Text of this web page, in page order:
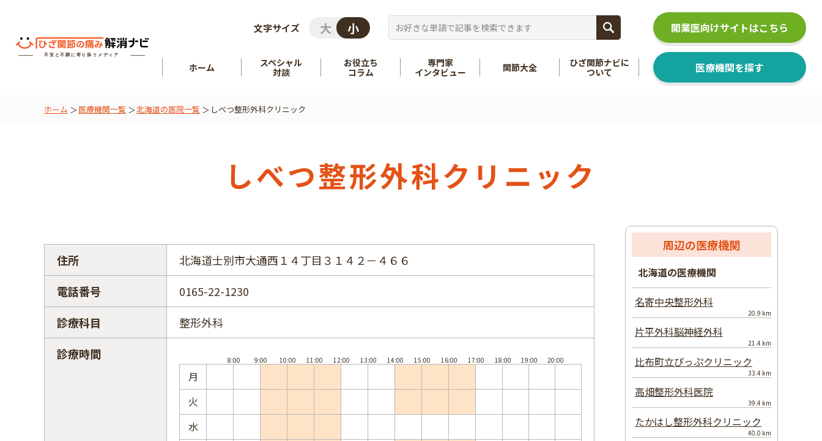
文字サイズ
ホーム
スペシャル
対談
お役立ち
コラム
専門家
インタビュー
関節大全
ひざ関節ナビに
ついて
医療機関を探す
開業医向けサイトはこちら
ホーム 医療機関一覧 北海道の医院一覧 しべつ整形外科クリニック
しべつ整形外科クリニック
住所
北海道士別市大通西１４丁目３１４２－４６６
電話番号
0165-22-1230
診療科目
整形外科
診療時間
月
火
水
周辺の医療機関
北海道の医療機関
名寄中央整形外科
20.9 km
片平外科脳神経外科
21.4 km
比布町立ぴっぷクリニック
33.4 km
高畑整形外科医院
39.4 km
たかはし整形外科クリニック
40.0 km